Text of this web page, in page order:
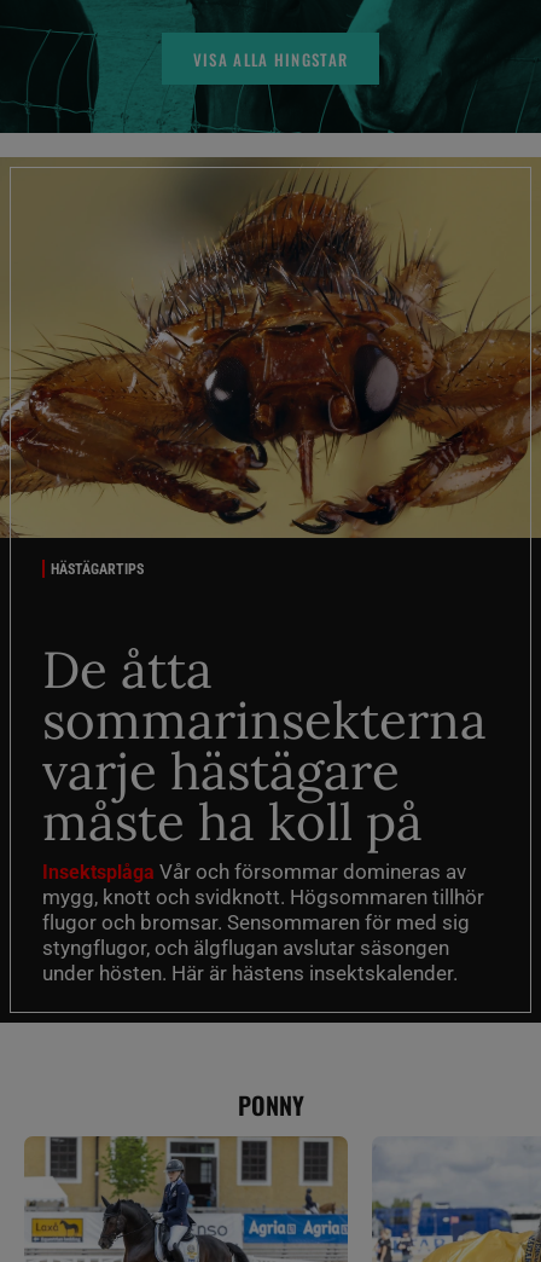
VISA ALLA HINGSTAR
HÄSTÄGARTIPS
De åtta
sommarinsekterna
varje hästägare
måste ha koll på
Insektsplåga Vår och försommar domineras av
mygg, knott och svidknott. Högsommaren tillhör
flugor och bromsar. Sensommaren för med sig
styngflugor, och älgflugan avslutar säsongen
under hösten. Här är hästens insektskalender.
PONNY